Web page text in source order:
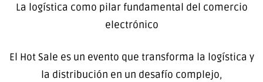
La logística como pilar fundamental del comercio
electrónico
El Hot Sale es un evento que transforma la logística y
la distribución en un desafío complejo,